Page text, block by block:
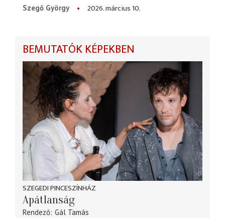
Szegő György
2026. március 10.
BEMUTATÓK KÉPEKBEN
SZEGEDI PINCESZÍNHÁZ
Apátlanság
Rendező Gál Tamás